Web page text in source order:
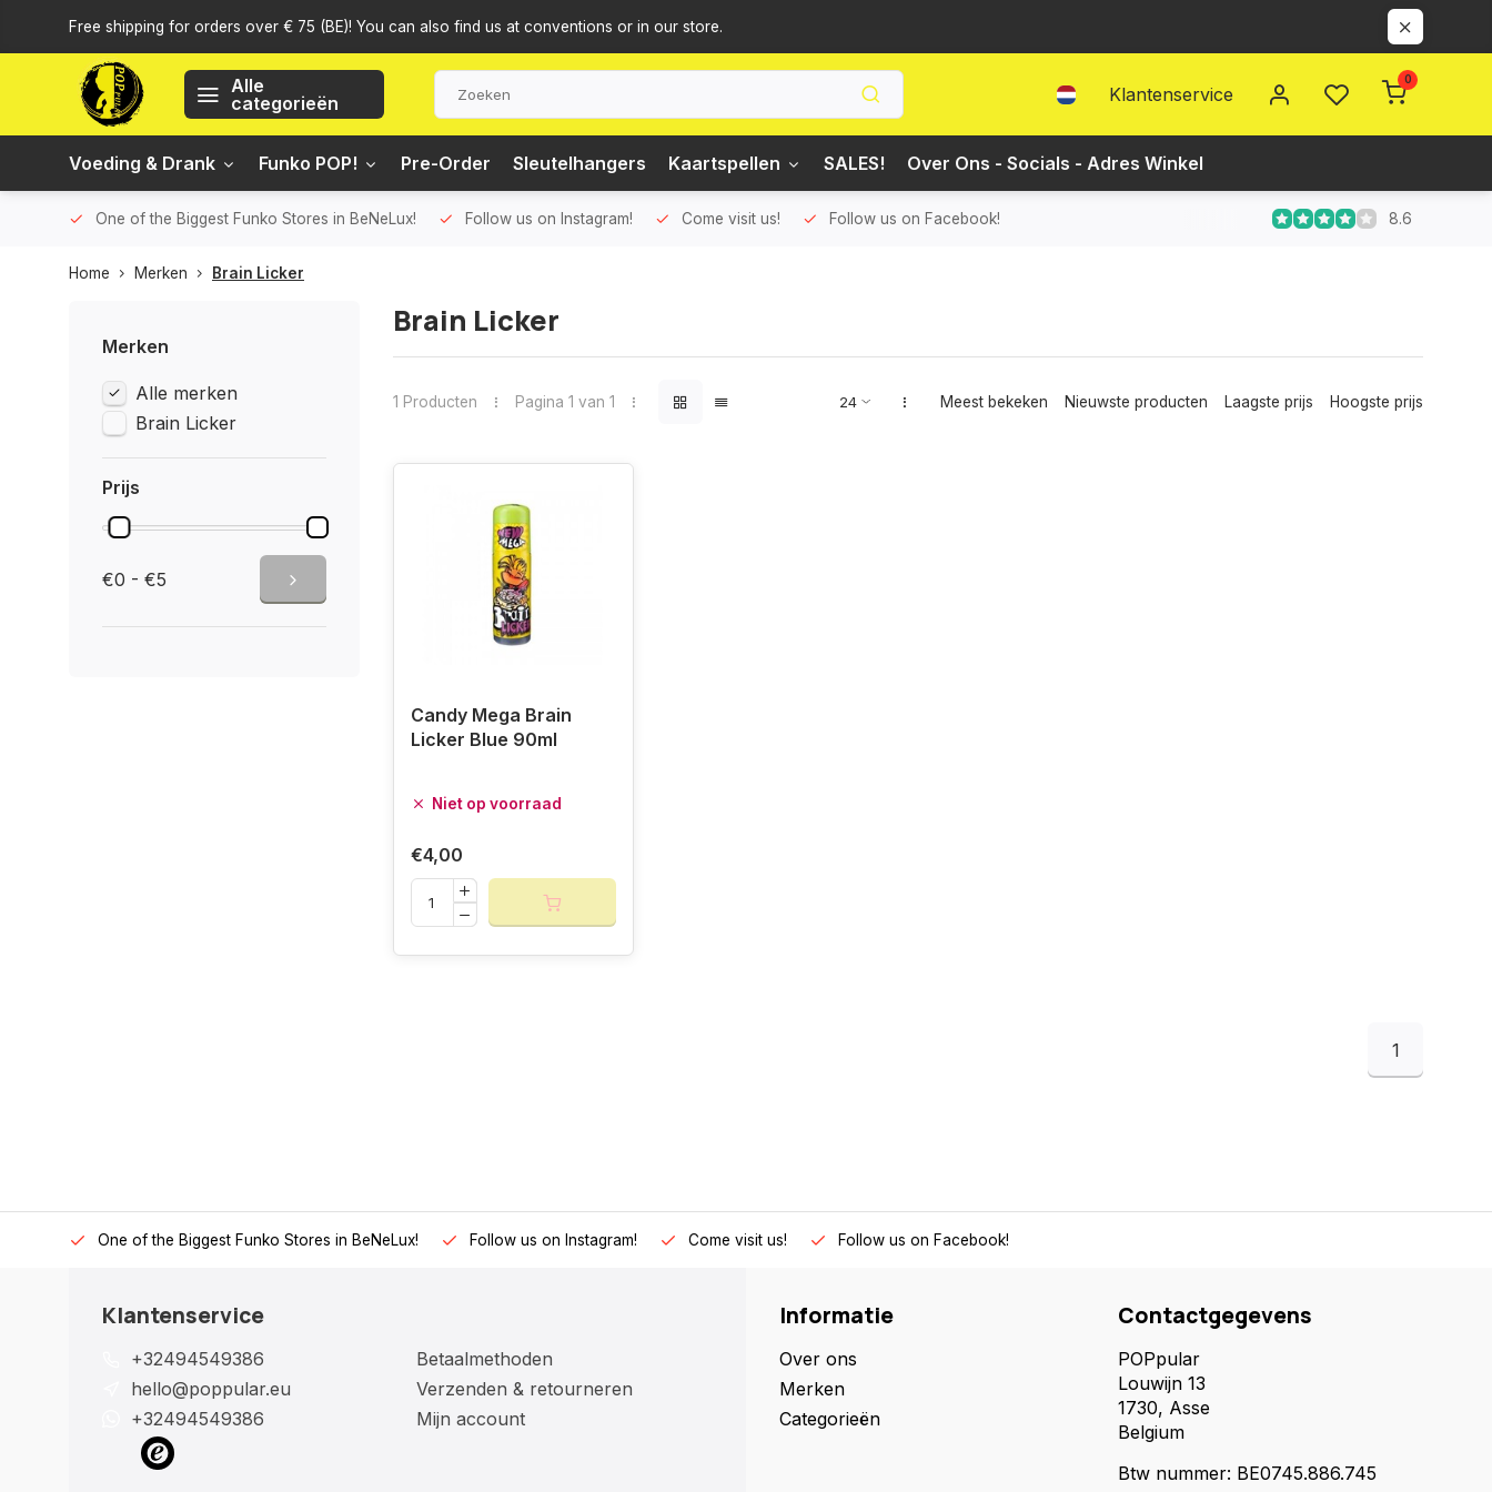
Free shipping for orders over € 75 (BE)! You can also find us at conventions or in our store.
Alle
categorieën
Klantenservice
0
Voeding & Drank Funko POP! Pre-Order Sleutelhangers Kaartspellen SALES! Over Ons - Socials - Adres Winkel
One of the Biggest Funko Stores in BeNeLux! Follow us on Instagram! Come visit us! Follow us on Facebook! 8.6
Home Merken Brain Licker
Merken
Alle merken
Brain Licker
Prijs
€0 - €5
Brain Licker
1 Producten Pagina 1 van 1 Meest bekeken Nieuwste producten Laagste prijs Hoogste prijs
Candy Mega Brain
Licker Blue 90ml
Niet op voorraad
€4,00
1
One of the Biggest Funko Stores in BeNeLux! Follow us on Instagram! Come visit us! Follow us on Facebook!
Klantenservice
+32494549386
hello@poppular.eu
+32494549386
Betaalmethoden
Verzenden & retourneren
Mijn account
Informatie
Over ons
Merken
Categorieën
Contactgegevens
POPpular
Louwijn 13
1730, Asse
Belgium
Btw nummer: BE0745.886.745